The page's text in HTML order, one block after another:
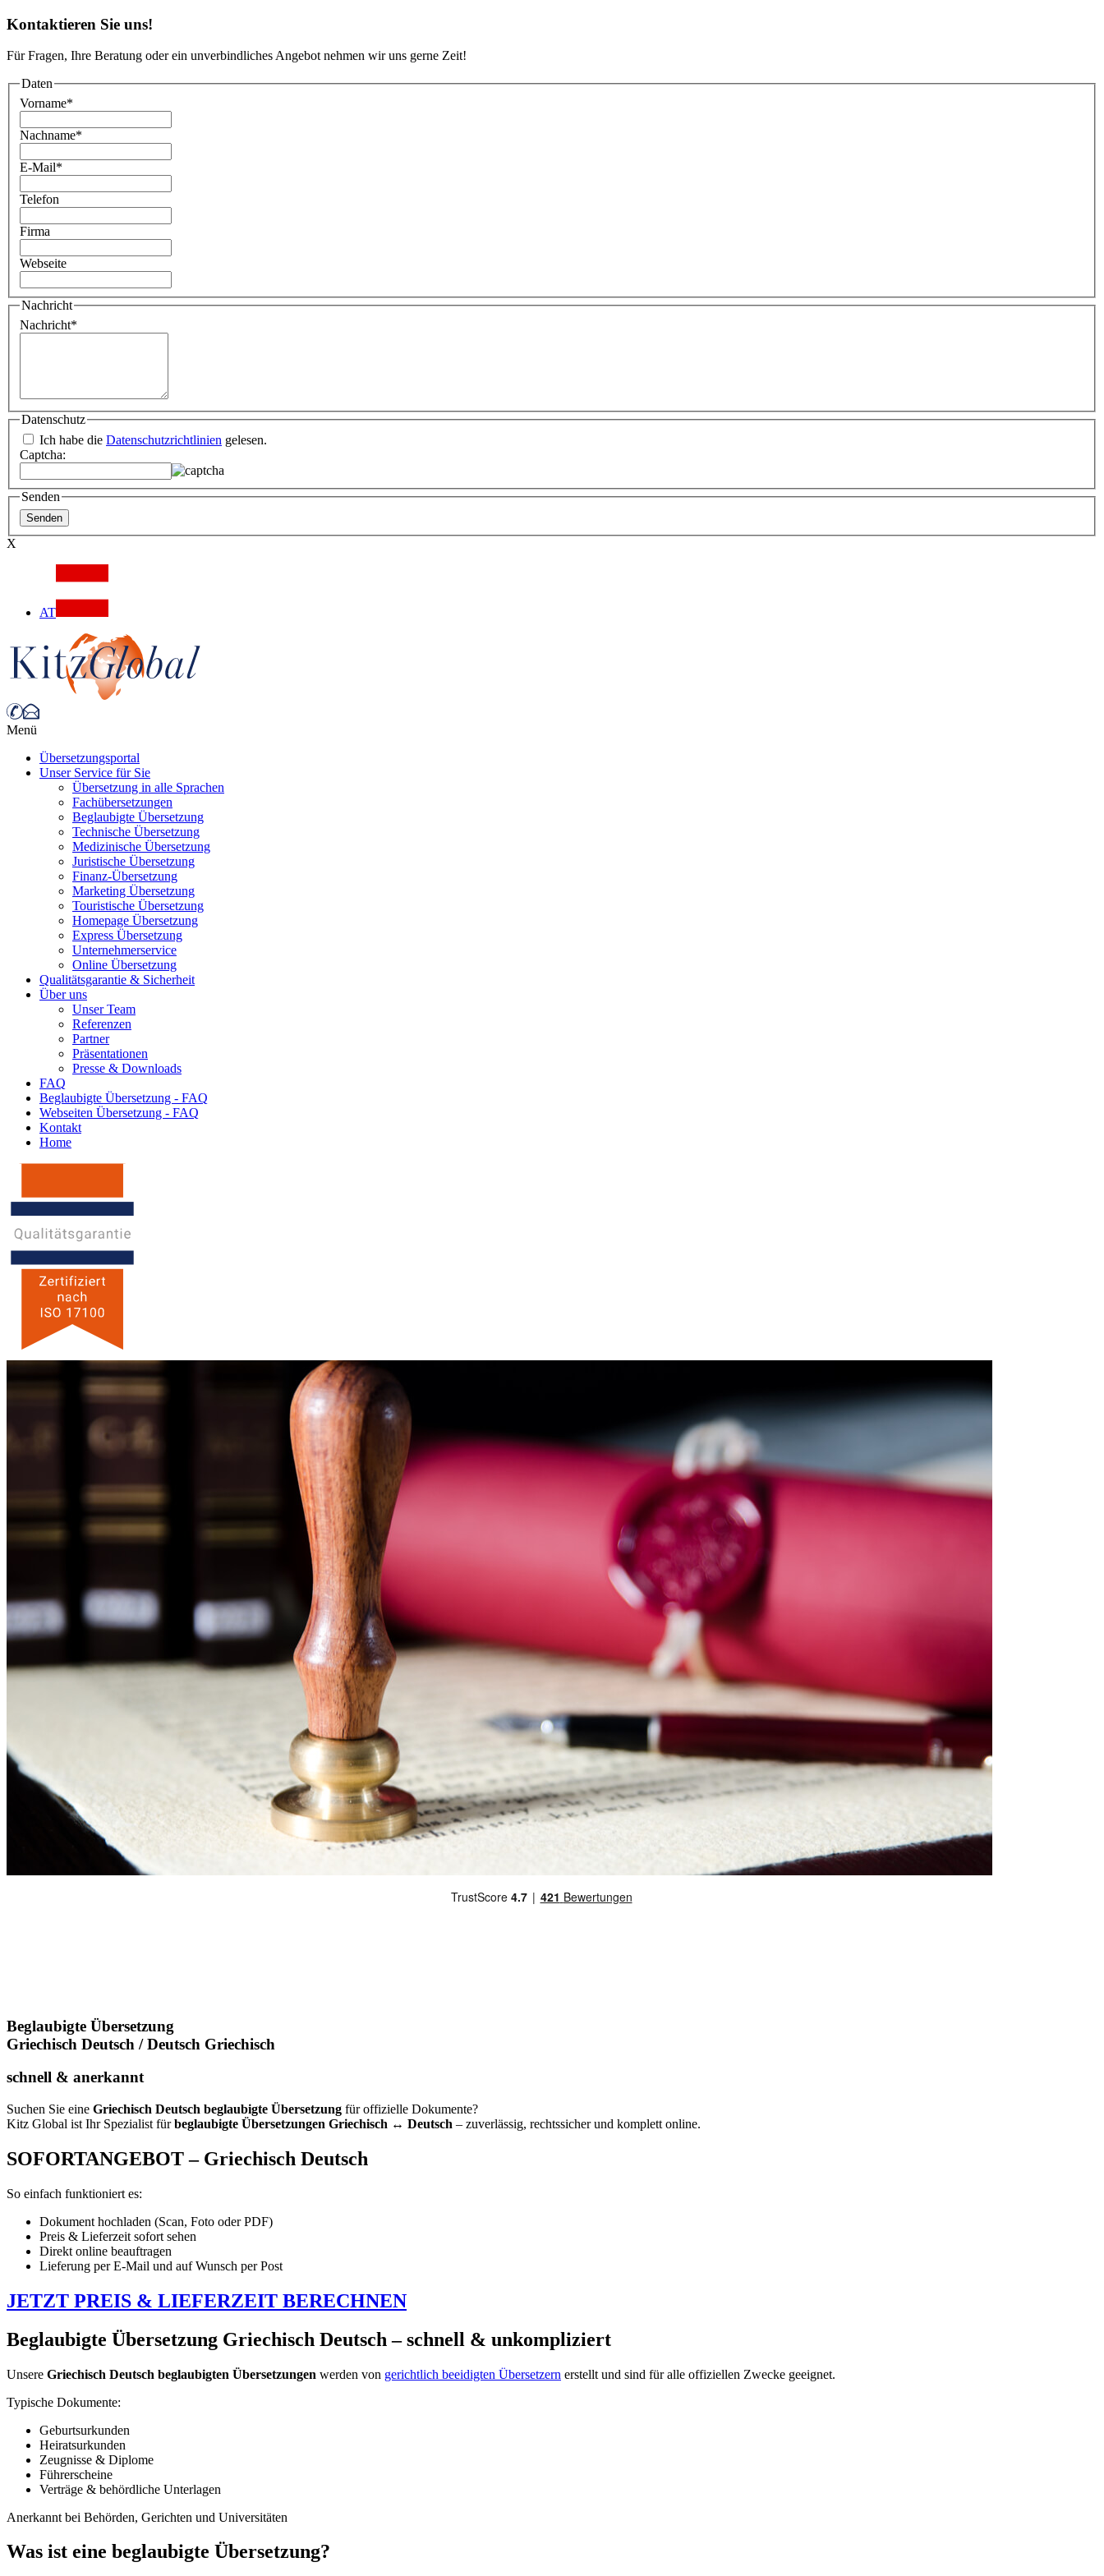
Kontaktieren Sie uns!
Für Fragen, Ihre Beratung oder ein unverbindliches Angebot nehmen wir uns gerne Zeit!
Daten
Vorname*
Nachname*
E-Mail*
Telefon
Firma
Webseite
Nachricht
Nachricht*
Datenschutz
Ich habe die Datenschutzrichtlinien gelesen.
Captcha:
Senden
X
AT
Menü
Übersetzungsportal
Unser Service für Sie
Übersetzung in alle Sprachen
Fachübersetzungen
Beglaubigte Übersetzung
Technische Übersetzung
Medizinische Übersetzung
Juristische Übersetzung
Finanz-Übersetzung
Marketing Übersetzung
Touristische Übersetzung
Homepage Übersetzung
Express Übersetzung
Unternehmerservice
Online Übersetzung
Qualitätsgarantie & Sicherheit
Über uns
Unser Team
Referenzen
Partner
Präsentationen
Presse & Downloads
FAQ
Beglaubigte Übersetzung - FAQ
Webseiten Übersetzung - FAQ
Kontakt
Home
Beglaubigte Übersetzung
Griechisch Deutsch / Deutsch Griechisch
schnell & anerkannt
Suchen Sie eine Griechisch Deutsch beglaubigte Übersetzung für offizielle Dokumente?
Kitz Global ist Ihr Spezialist fürbeglaubigte Übersetzungen Griechisch ↔ Deutsch – zuverlässig, rechtssicher und komplett online.
SOFORTANGEBOT – Griechisch Deutsch
So einfach funktioniert es:
Dokument hochladen (Scan, Foto oder PDF)
Preis & Lieferzeit sofort sehen
Direkt online beauftragen
Lieferung per E-Mail und auf Wunsch per Post
JETZT PREIS & LIEFERZEIT BERECHNEN
Beglaubigte Übersetzung Griechisch Deutsch – schnell & unkompliziert
Unsere Griechisch Deutsch beglaubigten Übersetzungen werden von gerichtlich beeidigten Übersetzern erstellt und sind für alle offiziellen Zwecke geeignet.
Typische Dokumente:
Geburtsurkunden
Heiratsurkunden
Zeugnisse & Diplome
Führerscheine
Verträge & behördliche Unterlagen
Anerkannt bei Behörden, Gerichten und Universitäten
Was ist eine beglaubigte Übersetzung?